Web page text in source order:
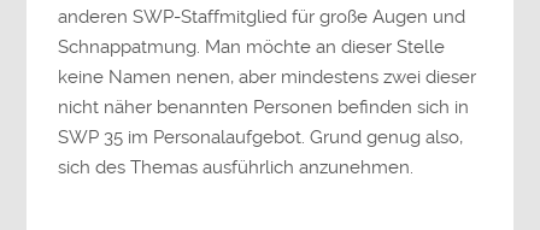
anderen SWP-Staffmitglied für große Augen und
Schnappatmung. Man möchte an dieser Stelle
keine Namen nenen, aber mindestens zwei dieser
nicht näher benannten Personen befinden sich in
SWP 35 im Personalaufgebot. Grund genug also,
sich des Themas ausführlich anzunehmen.